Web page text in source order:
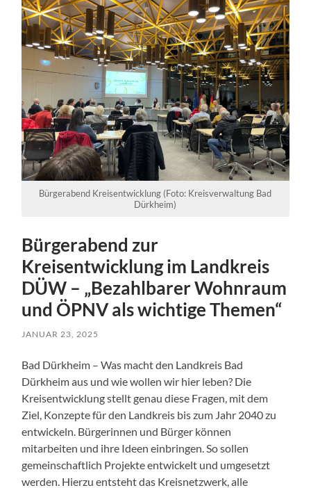
Bürgerabend Kreisentwicklung (Foto: Kreisverwaltung Bad
Dürkheim)
Bürgerabend zur
Kreisentwicklung im Landkreis
DÜW – „Bezahlbarer Wohnraum
und ÖPNV als wichtige Themen“
JANUAR 23, 2025
Bad Dürkheim – Was macht den Landkreis Bad
Dürkheim aus und wie wollen wir hier leben? Die
Kreisentwicklung stellt genau diese Fragen, mit dem
Ziel, Konzepte für den Landkreis bis zum Jahr 2040 zu
entwickeln. Bürgerinnen und Bürger können
mitarbeiten und ihre Ideen einbringen. So sollen
gemeinschaftlich Projekte entwickelt und umgesetzt
werden. Hierzu entsteht das Kreisnetzwerk, alle